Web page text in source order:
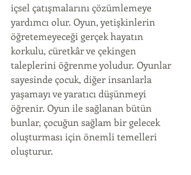
içsel çatışmalarını çözümlemeye
yardımcı olur. Oyun, yetişkinlerin
öğretemeyeceği gerçek hayatın
korkulu, cüretkâr ve çekingen
taleplerini öğrenme yoludur. Oyunlar
sayesinde çocuk, diğer insanlarla
yaşamayı ve yaratıcı düşünmeyi
öğrenir. Oyun ile sağlanan bütün
bunlar, çocuğun sağlam bir gelecek
oluşturması için önemli temelleri
oluşturur.